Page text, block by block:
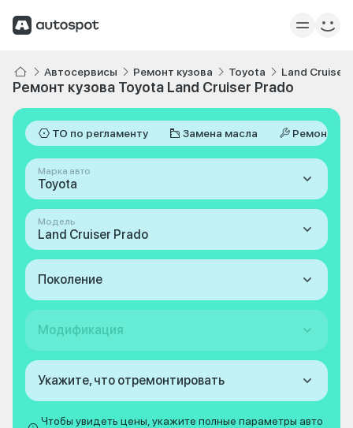
Автосервисы Ремонт кузова Toyota Land Cruiser
Ремонт кузова Toyota Land Cruiser Prado
ТО по регламенту Замена масла Ремонт
Марка авто
Toyota
Модель
Land Cruiser Prado
Поколение
Модификация
Укажите, что отремонтировать
Чтобы увидеть цены, укажите полные параметры авто